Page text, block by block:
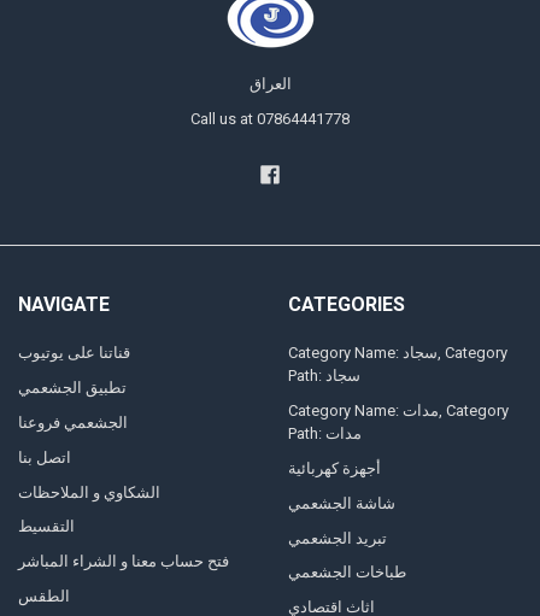
العراق
Call us at 07864441778
NAVIGATE
قناتنا على يوتيوب
تطبيق الجشعمي
الجشعمي فروعنا
اتصل بنا
الشكاوي و الملاحظات
التقسيط
فتح حساب معنا و الشراء المباشر
الطقس
CATEGORIES
Category Name: سجاد, Category
Path: سجاد
Category Name: مدات, Category
Path: مدات
أجهزة كهربائية
شاشة الجشعمي
تبريد الجشعمي
طباخات الجشعمي
اثاث اقتصادي